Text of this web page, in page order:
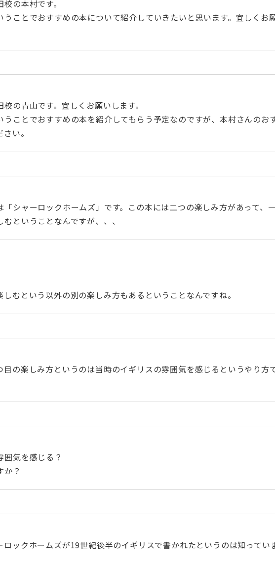
の本村です。
うことでおすすめの本について紹介していきたいと思います。宜しくお
の青山です。宜しくお願いします。
うことでおすすめの本を紹介してもらう予定なのですが、本村さんのお
い。
「シャーロックホームズ」です。この本には二つの楽しみ方があって、
ということなんですが、、、
しむという以外の別の楽しみ方もあるということなんですね。
目の楽しみ方というのは当時のイギリスの雰囲気を感じるというやり方
囲気を感じる？
か？
ロックホームズが19世紀後半のイギリスで書かれたというのは知ってい